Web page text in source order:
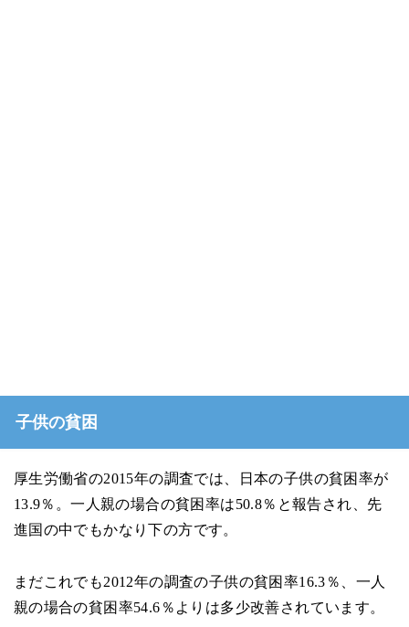
子供の貧困
厚生労働省の2015年の調査では、日本の子供の貧困率が
13.9％。一人親の場合の貧困率は50.8％と報告され、先
進国の中でもかなり下の方です。
まだこれでも2012年の調査の子供の貧困率16.3％、一人
親の場合の貧困率54.6％よりは多少改善されています。